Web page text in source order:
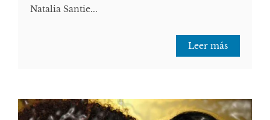
Natalia Santie...
Leer más